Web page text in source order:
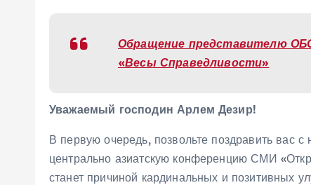
Обращение представителю
«Весы Справедливости»
Уважаемый господин Арлем Дезир!
В первую очередь, позвольте поздравить вас
центрально азиатскую конференцию СМИ
станет причиной кардинальных и